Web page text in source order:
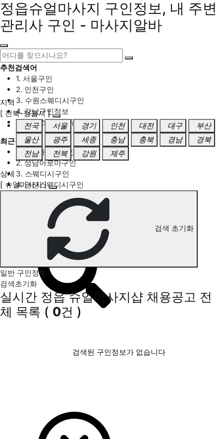
정읍슈얼마사지 구인정보, 내 주변
관리사 구인 - 마사지알바
추천검색어
1. 서울구인
2. 인천구인
3. 수원스웨디시구인
4. 강남구인정보
5. 동탄스웨디시구인
최근검색어
1. 일산마사지구인
2. 성남아로마구인
3. 스웨디시구인
4. 안산스웨디시구인
정읍 슈얼마사지 구인정보
지역
[ 전북-정읍시 ]
전국
서울 경기 인천 대전 대구
부산
울산
광주 세종 충남 충북 경남
경북
전남
전북 강원 제주
상세
[ 슈얼마사지 ]
검색 초기화
일반 구인정보
검색초기화
실시간 정읍 슈얼마사지샵 채용공고 전
체 목록 ( 0건 )
검색된 구인정보가 없습니다